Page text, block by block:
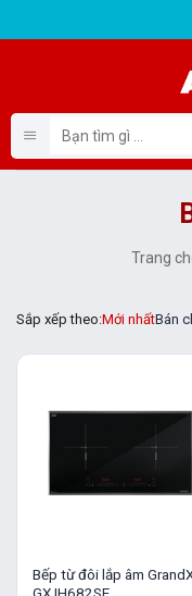
kiếm:
Trang
Sắp xếp theo:Mới nhấtBán
Bếp từ đôi lắp âm
GX IH682SE